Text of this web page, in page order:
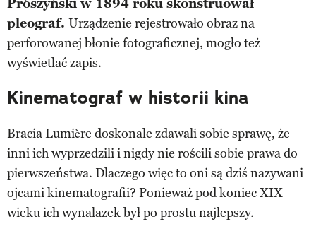
Prószyński w 1894 roku skonstruował
pleograf. Urządzenie rejestrowało obraz na
perforowanej błonie fotograficznej, mogło też
wyświetlać zapis.
Kinematograf w historii kina
Bracia Lumière doskonale zdawali sobie sprawę, że
inni ich wyprzedzili i nigdy nie rościli sobie prawa do
pierwszeństwa. Dlaczego więc to oni są dziś nazywani
ojcami kinematografii? Ponieważ pod koniec XIX
wieku ich wynalazek był po prostu najlepszy.